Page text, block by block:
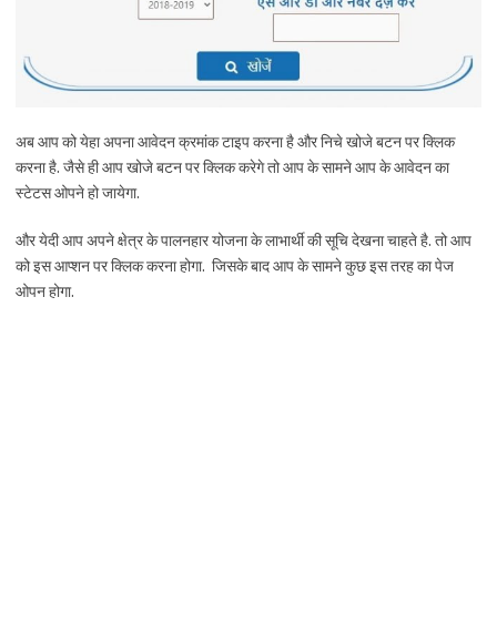
अब आप को येहा अपना आवेदन क्रमांक टाइप करना है और निचे खोजे बटन पर क्लिक
करना है. जैसे ही आप खोजे बटन पर क्लिक करेगे तो आप के सामने आप के आवेदन का
स्टेटस ओपने हो जायेगा.
और येदी आप अपने क्षेत्र के पालनहार योजना के लाभार्थी की सूचि देखना चाहते है. तो आप
को इस आप्शन पर क्लिक करना होगा. जिसके बाद आप के सामने कुछ इस तरह का पेज
ओपन होगा.